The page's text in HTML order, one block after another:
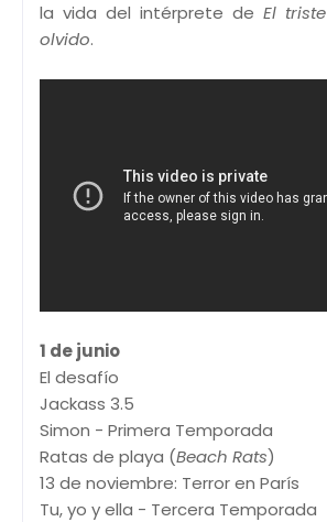
la vida del intérprete de El triste
olvido.
1 de junio
El desafío
Jackass 3.5
Simon - Primera Temporada
Ratas de playa (Beach Rats)
13 de noviembre: Terror en París
Tu, yo y ella - Tercera Temporada